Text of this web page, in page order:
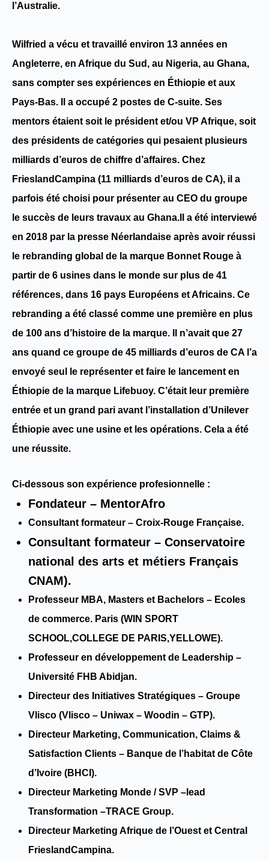
l’Australie.
Wilfried a vécu et travaillé environ 13 années en
Angleterre, en Afrique du Sud, au Nigeria, au Ghana,
sans compter ses expériences en Éthiopie et aux
Pays-Bas. Il a occupé 2 postes de C-suite. Ses
mentors étaient soit le président et/ou VP Afrique, soit
des présidents de catégories qui pesaient plusieurs
milliards d’euros de chiffre d’affaires. Chez
FrieslandCampina (11 milliards d’euros de CA), il a
parfois été choisi pour présenter au CEO du groupe
le succès de leurs travaux au Ghana.Il a été interviewé
en 2018 par la presse Néerlandaise après avoir réussi
le rebranding global de la marque Bonnet Rouge à
partir de 6 usines dans le monde sur plus de 41
références, dans 16 pays Européens et Africains. Ce
rebranding a été classé comme une première en plus
de 100 ans d’histoire de la marque. Il n’avait que 27
ans quand ce groupe de 45 milliards d’euros de CA l’a
envoyé seul le représenter et faire le lancement en
Éthiopie de la marque Lifebuoy. C’était leur première
entrée et un grand pari avant l’installation d’Unilever
Éthiopie avec une usine et les opérations. Cela a été
une réussite.
Ci-dessous son expérience profesionnelle :
Fondateur – MentorAfro
Consultant formateur – Croix-Rouge Française.
Consultant formateur – Conservatoire
national des arts et métiers Français
CNAM).
Professeur MBA, Masters et Bachelors – Ecoles
de commerce. Paris (WIN SPORT
SCHOOL,COLLEGE DE PARIS,YELLOWE).
Professeur en développement de Leadership –
Université FHB Abidjan.
Directeur des Initiatives Stratégiques – Groupe
Vlisco (Vlisco – Uniwax – Woodin – GTP).
Directeur Marketing, Communication, Claims &
Satisfaction Clients – Banque de l’habitat de Côte
d’Ivoire (BHCI).
Directeur Marketing Monde / SVP –lead
Transformation –TRACE Group.
Directeur Marketing Afrique de l’Ouest et Central
FrieslandCampina.